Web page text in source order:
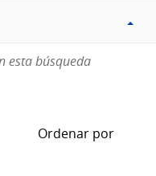
esta búsqueda
Ordenar por